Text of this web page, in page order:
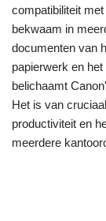
compatibiliteit
bekwaam in
documenten van
papierwerk en
belichaamt
Het is van
productiviteit en
meerdere